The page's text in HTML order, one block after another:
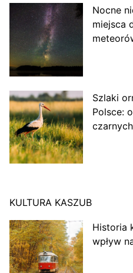
Nocne
miejsca
Szlaki
Polsce:
KULTURA KASZUB
Historia
wpływ